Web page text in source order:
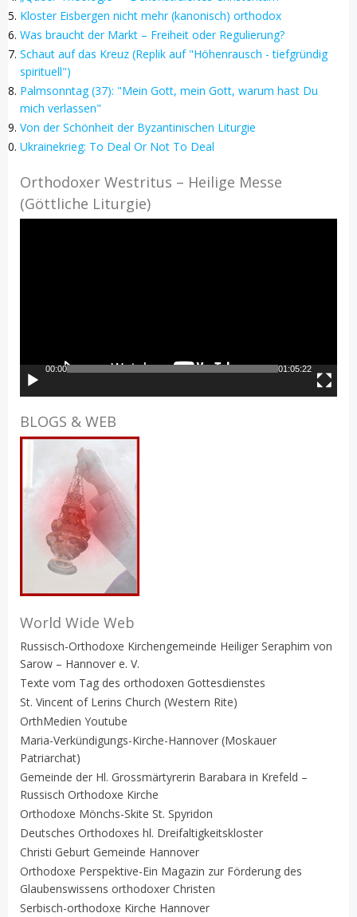
Kloster Eisbergen nicht mehr (kanonisch) orthodox
Was braucht der Markt – Freiheit oder Regulierung?
Schaut auf das Kreuz (Replik auf "Höhenrausch - tiefgründig
spirituell")
Palmsonntag (37): "Mein Gott, mein Gott, warum hast Du
mich verlassen"
Von der Schönheit der Byzantinischen Liturgie
Ukrainekrieg: To Deal Or Not To Deal
Orthodoxer Westritus – Heilige Messe
(Göttliche Liturgie)
00:00 01:05:22
BLOGS & WEB
World Wide Web
Russisch-Orthodoxe Kirchengemeinde Heiliger Seraphim von
Sarow – Hannover e. V.
Texte vom Tag des orthodoxen Gottesdienstes
St. Vincent of Lerins Church (Western Rite)
OrthMedien Youtube
Maria-Verkündigungs-Kirche-Hannover (Moskauer
Patriarchat)
Gemeinde der Hl. Grossmärtyrerin Barabara in Krefeld –
Russisch Orthodoxe Kirche
Orthodoxe Mönchs-Skite St. Spyridon
Deutsches Orthodoxes hl. Dreifaltigkeitskloster
Christi Geburt Gemeinde Hannover
Orthodoxe Perspektive-Ein Magazin zur Förderung des
Glaubenswissens orthodoxer Christen
Serbisch-orthodoxe Kirche Hannover